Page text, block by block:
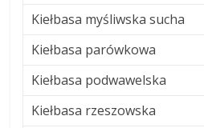
Kiełbasa myśliwska sucha
Kiełbasa parówkowa
Kiełbasa podwawelska
Kiełbasa rzeszowska